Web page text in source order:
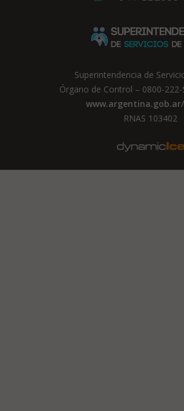
Superintendencia de
Órgano de Control – 0800-222-
RNAS 103402